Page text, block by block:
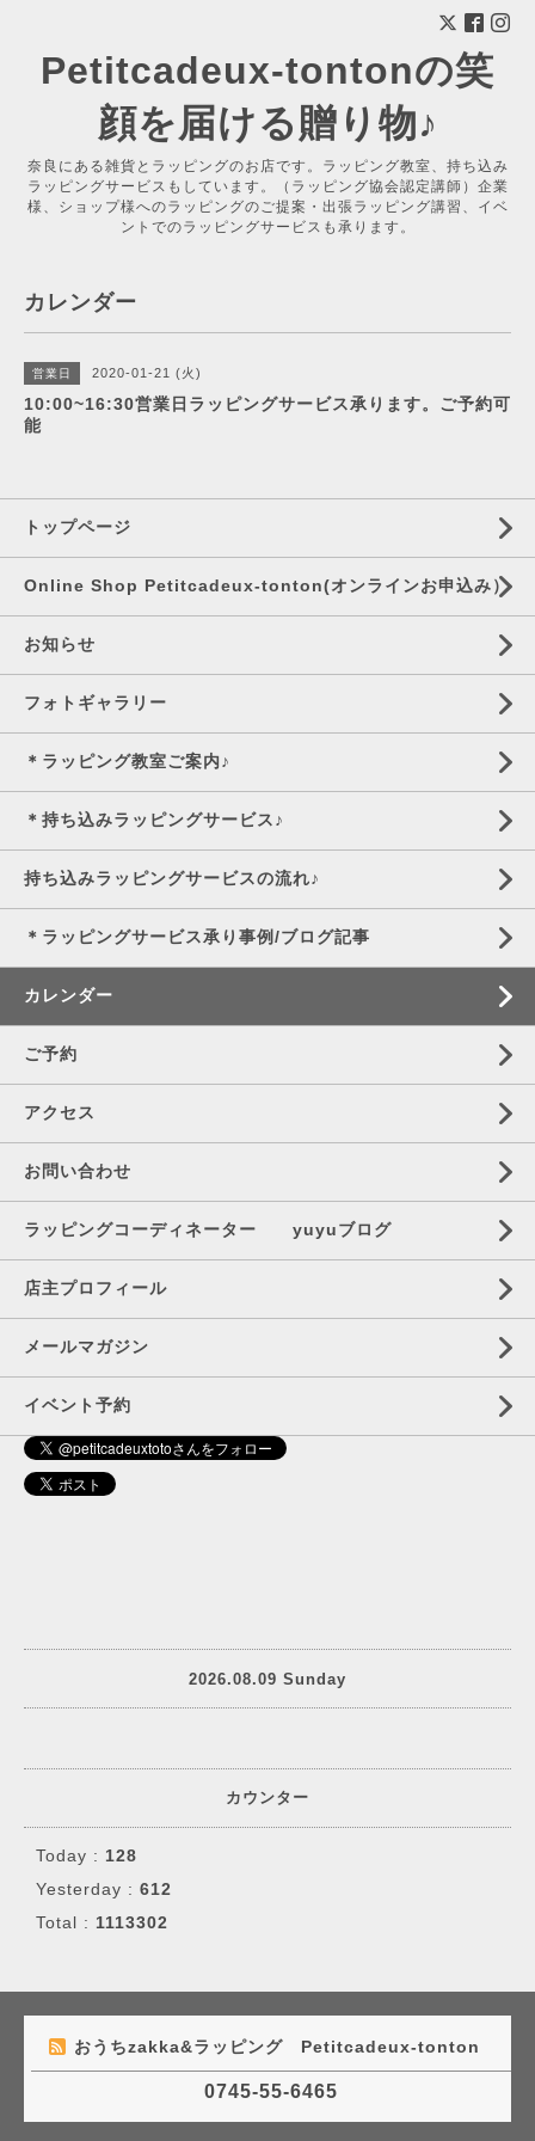
Petitcadeux-tontonの笑
顔を届ける贈り物♪
奈良にある雑貨とラッピングのお店です。ラッピング教室、持ち込み
ラッピングサービスもしています。（ラッピング協会認定講師）企業
様、ショップ様へのラッピングのご提案・出張ラッピング講習、イベ
ントでのラッピングサービスも承ります。
カレンダー
営業日 2020-01-21 (火)
10:00~16:30営業日ラッピングサービス承ります。ご予約可
能
トップページ
Online Shop Petitcadeux-tonton(オンラインお申込み）
お知らせ
フォトギャラリー
＊ラッピング教室ご案内♪
＊持ち込みラッピングサービス♪
持ち込みラッピングサービスの流れ♪
＊ラッピングサービス承り事例/ブログ記事
カレンダー
ご予約
アクセス
お問い合わせ
ラッピングコーディネーター yuyuブログ
店主プロフィール
メールマガジン
イベント予約
2026.08.09 Sunday
カウンター
Today : 128
Yesterday : 612
Total : 1113302
おうちzakka&ラッピング Petitcadeux-tonton
0745-55-6465